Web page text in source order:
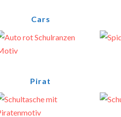
Cars
Pirat